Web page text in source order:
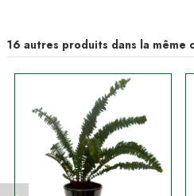
16 autres produits dans la même